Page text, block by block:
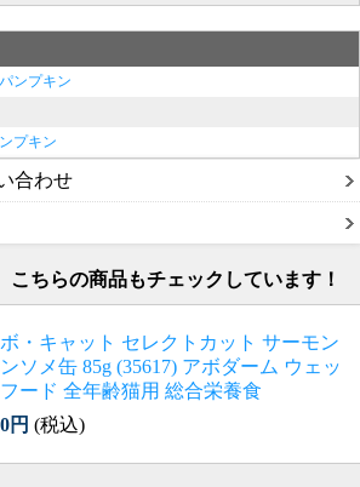
ンプキン
プキン
合わせ
こちらの商品もチェックしています！
・キャット セレクトカット サーモン
ソメ缶 85g (35617) アボダーム ウェッ
フード 全年齢猫用 総合栄養食
円 (税込)